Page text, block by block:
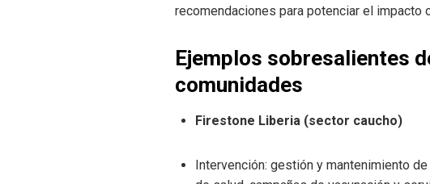
recomendaciones para potenciar el impacto
Ejemplos sobresalientes
comunidades
Firestone Liberia (sector caucho)
Intervención: gestión y mantenimiento